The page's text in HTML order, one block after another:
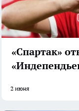
«Спартак»
2 июня